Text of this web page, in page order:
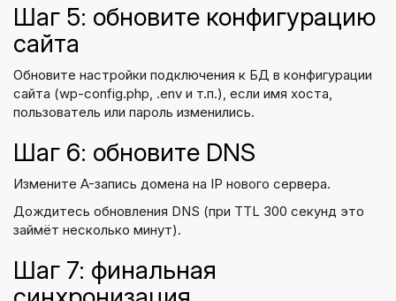
Шаг 5: обновите конфигурацию
сайта
Обновите настройки подключения к БД в конфигурации
сайта (wp-config.php, .env и т.п.), если имя хоста,
пользователь или пароль изменились.
Шаг 6: обновите DNS
Измените A-запись домена на IP нового сервера.
Дождитесь обновления DNS (при TTL 300 секунд это
займёт несколько минут).
Шаг 7: финальная